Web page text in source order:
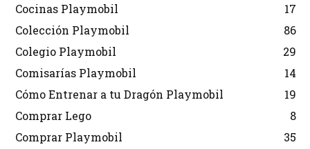
Cocinas Playmobil
17
Colección Playmobil
86
Colegio Playmobil
29
Comisarías Playmobil
14
Cómo Entrenar a tu Dragón Playmobil
19
Comprar Lego
8
Comprar Playmobil
35